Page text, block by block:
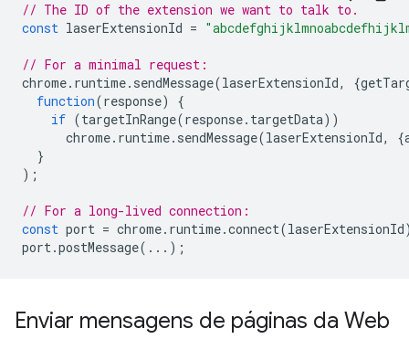
// The ID of the extension we want to talk to.
const laserExtensionId =
// For a minimal request:
chrome. runtime. sendMessage(laserExtensionId, {
function(response)
{
if (targetInRange(response. targetData))
chrome. runtime. sendMessage(laserExtensionId, {
}
);
// For a long-lived connection:
const port = chrome. runtime.connect(laserExtensionId
port.postMessage(...);
Enviar mensagens de páginas da Web